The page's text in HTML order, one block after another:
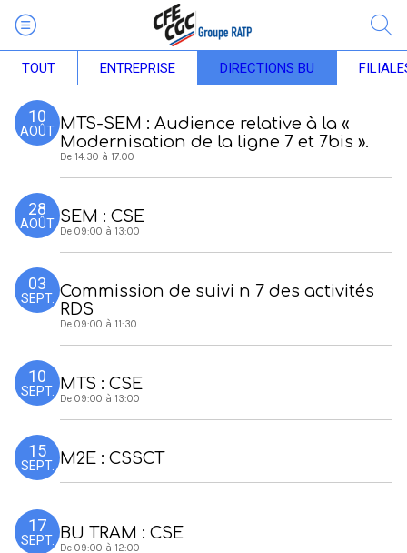
TOUT ENTREPRISE DIRECTIONS BU
10
AOÛT MTS-SEM : Audience relative à la «
Modernisation de la ligne 7 et 7bis ».
De 14:30 à 17:00
28
AOÛT SEM : CSE
De 09:00 à 13:00
03
SEPT. Commission de suivi n 7 des activités
RDS
De 09:00 à 11:30
10
SEPT. MTS : CSE
De 09:00 à 13:00
15
SEPT. M2E : CSSCT
17
SEPT. BU TRAM : CSE
De 09:00 à 12:00